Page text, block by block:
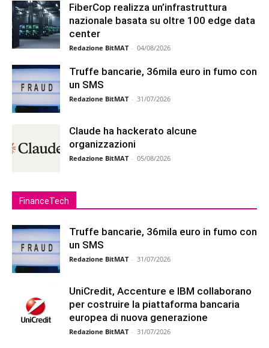
FiberCop realizza un’infrastruttura
nazionale basata su oltre 100 edge data
center
Redazione BitMAT - 04/08/2026
Truffe bancarie, 36mila euro in fumo con
un SMS
Redazione BitMAT - 31/07/2026
Claude ha hackerato alcune
organizzazioni
Redazione BitMAT - 05/08/2026
FinanceTech
Truffe bancarie, 36mila euro in fumo con
un SMS
Redazione BitMAT - 31/07/2026
UniCredit, Accenture e IBM collaborano
per costruire la piattaforma bancaria
europea di nuova generazione
Redazione BitMAT - 31/07/2026